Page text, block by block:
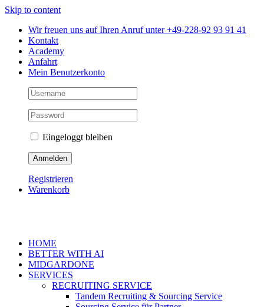
Skip to content
Wir freuen uns auf Ihren Anruf unter +49-228-92 93 91 41
Kontakt
Academy
Anfahrt
Mein Benutzerkonto
Eingeloggt bleiben
Registrieren
Warenkorb
HOME
BETTER WITH AI
MIDGARDONE
SERVICES
RECRUITING SERVICE
Tandem Recruiting & Sourcing Service